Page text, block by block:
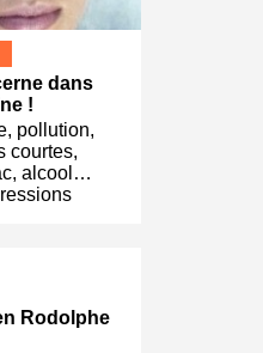
dans
!
pollution,
courtes,
alcool…
Rodolphe